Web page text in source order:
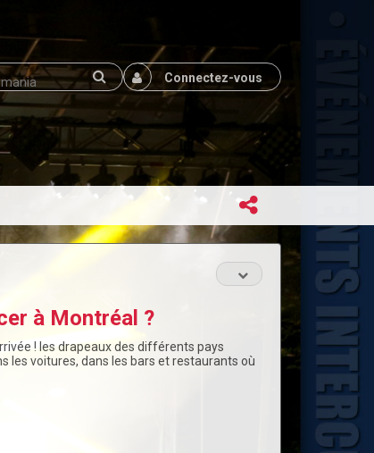
Connectez-vous
à Montréal ?
! les drapeaux des différents pays
les voitures, dans les bars et restaurants où